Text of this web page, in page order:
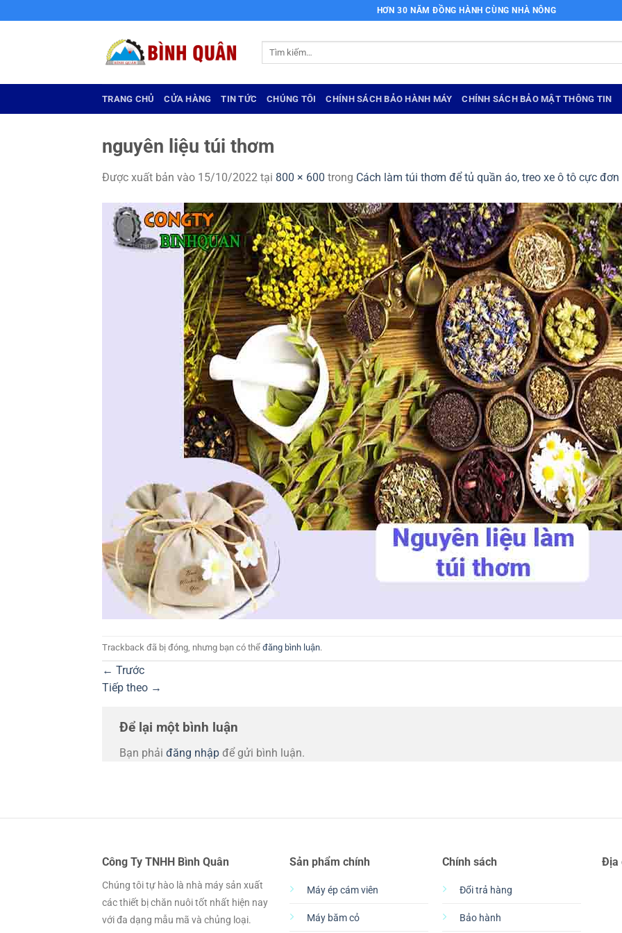
qua
HƠN 30 NĂM ĐỒNG HÀNH CÙNG NHÀ NÔNG
TRANG CHỦ CỬA HÀNG TIN TỨC CHÚNG TÔI CHÍNH SÁCH BẢO HÀNH MÁY CHÍNH SÁCH BẢO MẬT THÔNG TIN
nguyên liệu túi thơm
Được xuất bản vào 15/10/2022 tại 800 × 600 trong Cách làm túi thơm để tủ quần áo, treo xe ô tô cực
Trackback đã bị đóng, nhưng bạn có thể đăng bình luận.
← Trước
Tiếp theo →
Để lại một bình luận
Bạn phải đăng nhập để gửi bình luận.
Công Ty TNHH Bình Quân
Chúng tôi tự hào là nhà máy sản xuất
các thiết bị chăn nuôi tốt nhất hiện nay
với đa dạng mẫu mã và chủng loại.
Sản phẩm chính
Máy ép cám viên
Máy băm cỏ
Chính sách
Đổi trả hàng
Bảo hành
Địa